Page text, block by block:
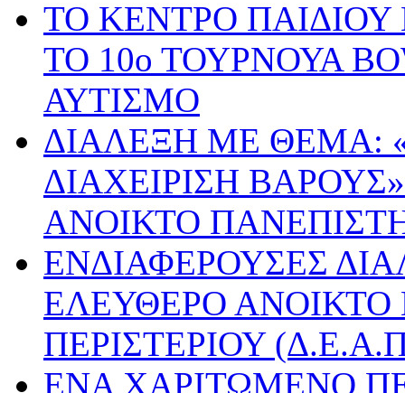
ΤΟ ΚΕΝΤΡΟ
ΤΟ 10ο ΤΟΥΡΝΟΥΑ
ΑΥΤΙΣΜΟ
ΔΙΑΛΕΞΗ ΜΕ ΘΕΜΑ:
ΔΙΑΧΕΙΡΙΣΗ
ΑΝΟΙΚΤΟ
ΕΝΔΙΑΦΕΡΟΥΣΕΣ
ΕΛΕΥΘΕΡΟ
ΠΕΡΙΣΤΕΡΙΟΥ
ΕΝΑ ΧΑΡΙΤΩΜΕΝΟ